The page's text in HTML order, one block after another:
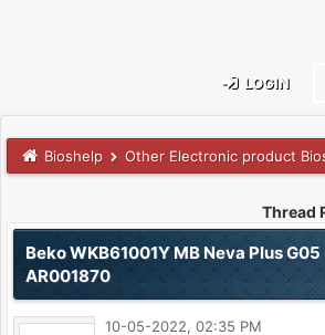
LOGIN
Bioshelp Other Electronic product
Thread
Beko WKB61001Y MB Neva Plus G05
AR001870
10-05-2022, 02:35 PM